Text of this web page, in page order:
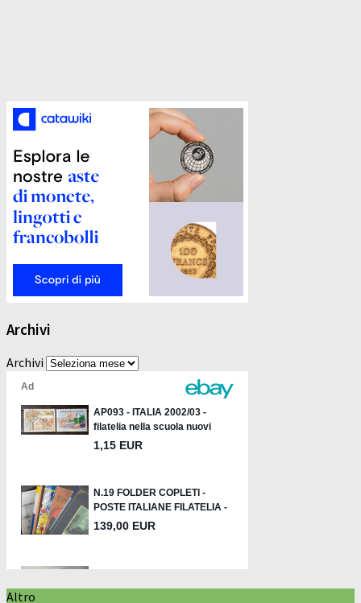
Archivi
Archivi
Altro